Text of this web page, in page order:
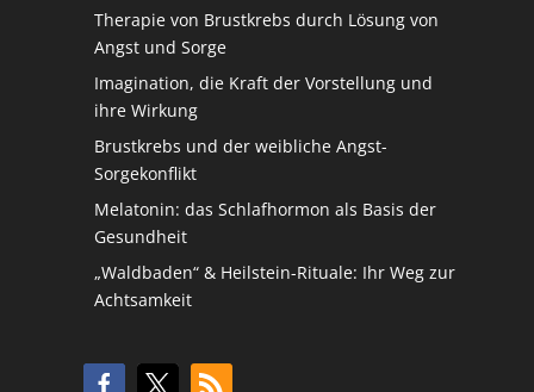
Therapie von Brustkrebs durch Lösung von
Angst und Sorge
Imagination, die Kraft der Vorstellung und
ihre Wirkung
Brustkrebs und der weibliche Angst-
Sorgekonflikt
Melatonin: das Schlafhormon als Basis der
Gesundheit
„Waldbaden“ & Heilstein-Rituale: Ihr Weg zur
Achtsamkeit